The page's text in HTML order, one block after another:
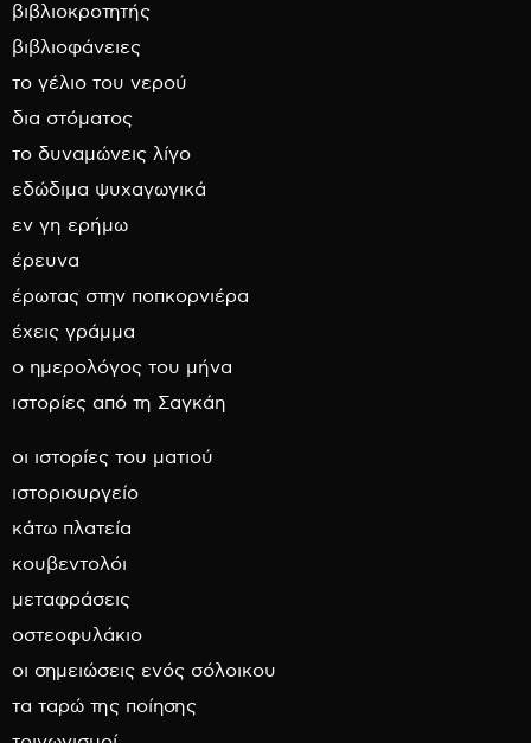
βιβλιοκροτητής
βιβλιοφάνειες
το γέλιο του νερού
δια στόματος
το δυναμώνεις λίγο
εδώδιμα ψυχαγωγικά
εν γη ερήμω
έρευνα
έρωτας στην ποπκορνιέρα
έχεις γράμμα
ο ημερολόγος του μήνα
ιστορίες από τη Σαγκάη
οι ιστορίες του ματιού
ιστοριουργείο
κάτω πλατεία
κουβεντολόι
μεταφράσεις
οστεοφυλάκιο
οι σημειώσεις ενός σόλοικου
τα ταρώ της ποίησης